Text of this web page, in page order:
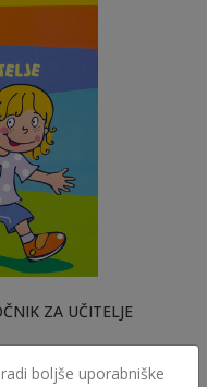
ZA UČITELJE
boljše uporabniške